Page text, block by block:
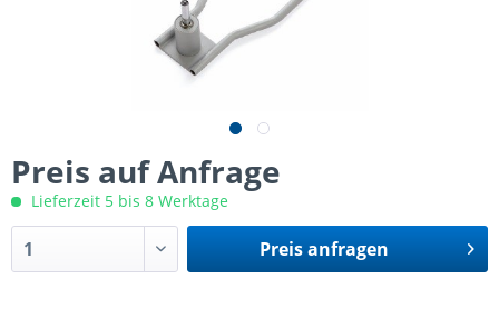
Preis auf Anfrage
Lieferzeit 5 bis 8 Werktage
Preis anfragen